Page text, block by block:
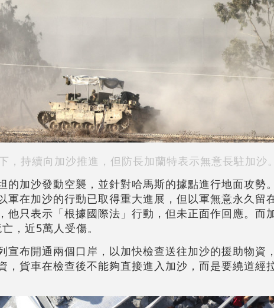
，持續向加沙推進，但防長加蘭特表示無意長駐加沙。
的加沙發動空襲，並針對哈馬斯的據點進行地面攻勢
軍在加沙的行動已取得重大進展，但以軍無意永久留
他只表示「根據國際法」行動，但未正面作回應。而
，近5萬人受傷。
宣布開通兩個口岸，以加快檢查送往加沙的援助物資
，貨車在檢查後不能夠直接進入加沙，而是要繞道經